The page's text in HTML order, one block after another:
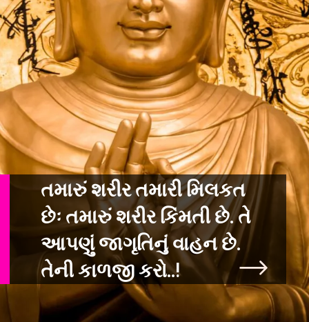
તમારું શરીર તમારી મિલકત
છેઃ તમારું શરીર કિંમતી છે. તે
આપણું જાગૃતિનું વાહન છે.
તેની કાળજી કરો..!